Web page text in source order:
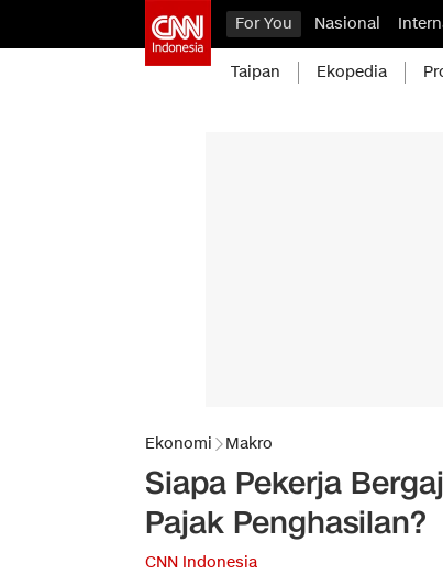
For You Nasional
Taipan Ekopedia
Ekonomi Makro
Siapa Pekerja
Pajak Penghasilan?
CNN Indonesia